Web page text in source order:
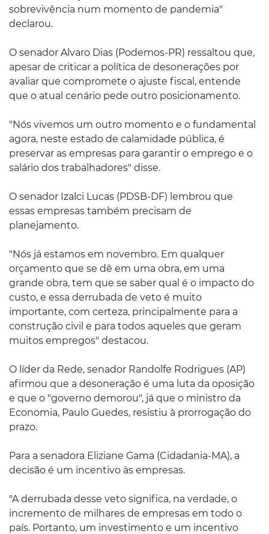
sobrevivência num momento de pandemia"
declarou.
O senador Alvaro Dias (Podemos-PR) ressaltou que,
apesar de criticar a política de desonerações por
avaliar que compromete o ajuste fiscal, entende
que o atual cenário pede outro posicionamento.
"Nós vivemos um outro momento e o fundamental
agora, neste estado de calamidade pública, é
preservar as empresas para garantir o emprego e o
salário dos trabalhadores" disse.
O senador Izalci Lucas (PDSB-DF) lembrou que
essas empresas também precisam de
planejamento.
"Nós já estamos em novembro. Em qualquer
orçamento que se dê em uma obra, em uma
grande obra, tem que se saber qual é o impacto do
custo, e essa derrubada de veto é muito
importante, com certeza, principalmente para a
construção civil e para todos aqueles que geram
muitos empregos" destacou.
O líder da Rede, senador Randolfe Rodrigues (AP)
afirmou que a desoneração é uma luta da oposição
e que o "governo demorou", já que o ministro da
Economia, Paulo Guedes, resistiu à prorrogação do
prazo.
Para a senadora Eliziane Gama (Cidadania-MA), a
decisão é um incentivo às empresas.
"A derrubada desse veto significa, na verdade, o
incremento de milhares de empresas em todo o
país. Portanto, um investimento e um incentivo